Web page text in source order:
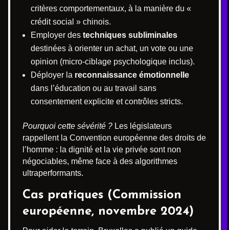
critères comportementaux, à la manière du «
crédit social » chinois.
Employer des techniques subliminales
destinées à orienter un achat, un vote ou une
opinion (micro-ciblage psychologique inclus).
Déployer la reconnaissance émotionnelle
dans l’éducation ou au travail sans
consentement explicite et contrôles stricts.
Pourquoi cette sévérité ? Les législateurs
rappellent la Convention européenne des droits de
l’homme : la dignité et la vie privée sont non
négociables, même face à des algorithmes
ultraperformants.
Cas pratiques (Commission
européenne, novembre 2024)